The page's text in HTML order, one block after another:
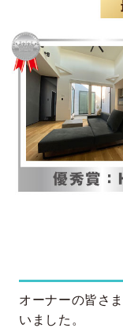
オーナーの皆さ
いました。